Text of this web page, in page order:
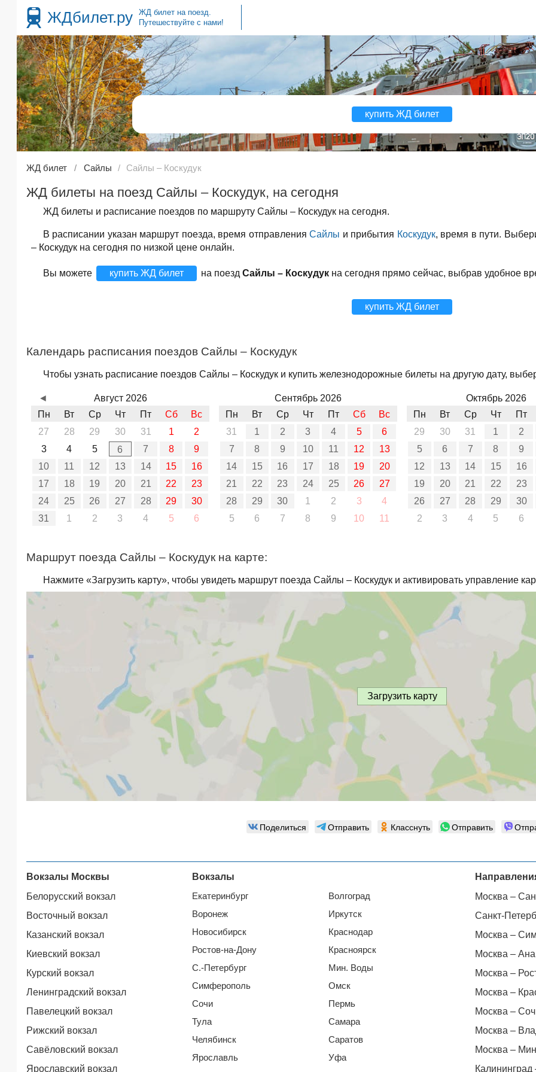
ЖДбилет.ру
ЖД билет на поезд.
Путешествуйте с нами!
купить ЖД билет
ЖД билет Сайлы Сайлы – Коскудук
ЖД билеты на поезд Сайлы – Коскудук, на сегодня
ЖД билеты и расписание поездов по маршруту Сайлы – Коскудук на сегодня.
В расписании указан маршрут поезда, время отправленияСайлы и прибытия Коскудук, время в пути.
– Коскудук на сегодня по низкой цене онлайн.
Вы можете купить ЖД билет на поезд Сайлы – Коскудук на сегодня прямо сейчас, выбрав удобное
купить ЖД билет
Календарь расписания поездов Сайлы – Коскудук
Чтобы узнать расписание поездов Сайлы – Коскудук и купить железнодорожные билеты на другую дату,
Август 2026
Пн
Вт Ср Чт Пт Сб
Вс
27
28 29 30 31 1
2
3
4 5 6 7 8
9
10
11 12 13 14 15
16
17
18 19 20 21 22
23
24
25 26 27 28 29
30
31
1 2 3 4 5 6
Сентябрь 2026
Пн
Вт Ср Чт Пт Сб
Вс
31
1 2 3 4 5
6
7
8 9 10 11 12
13
14
15 16 17 18 19
20
21
22 23 24 25 26
27
28
29 30 1 2 3
4
5
6 7 8 9 10 11
Октябрь 2026
Пн
Вт Ср Чт
Пт
29
30 31 1
2
5
6 7 8
9
12
13 14 15
16
19
20 21 22
23
26
27 28 29
30
2
3 4 5 6
◄
Маршрут поезда Сайлы – Коскудук на карте:
Нажмите «Загрузить карту», чтобы увидеть маршрут поезда Сайлы – Коскудук и активировать управление
Загрузить карту
Поделиться Отправить Класснуть Отправить
Вокзалы Москвы
Белорусский вокзал
Восточный вокзал
Казанский вокзал
Киевский вокзал
Курский вокзал
Ленинградский вокзал
Павелецкий вокзал
Рижский вокзал
Савёловский вокзал
Ярославский вокзал
Вокзалы
Екатеринбург
Воронеж
Новосибирск
Ростов-на-Дону
С.-Петербург
Симферополь
Сочи
Тула
Челябинск
Ярославль
Волгоград
Иркутск
Краснодар
Красноярск
Мин. Воды
Омск
Пермь
Самара
Саратов
Уфа
Москва –
Санкт-
Москва –
Москва –
Москва –
Москва –
Москва –
Москва –
Москва –
Калининград